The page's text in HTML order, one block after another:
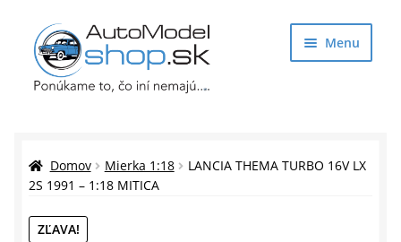
Preskočiť
na
navigáciu
Preskočiť
na
obsah
Menu
Auto Modely
Rozbaliť
Doplnky pre modelárov
Domov Mierka 1:18
LANCIA THEMA TURBO 16V LX
2S 1991 – 1:18 MITICA
ZĽAVA!